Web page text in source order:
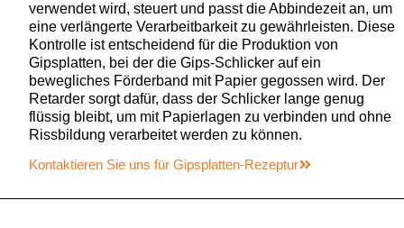
verwendet wird, steuert und passt die Abbindezeit an, um
eine verlängerte Verarbeitbarkeit zu gewährleisten. Diese
Kontrolle ist entscheidend für die Produktion von
Gipsplatten, bei der die Gips-Schlicker auf ein
bewegliches Förderband mit Papier gegossen wird. Der
Retarder sorgt dafür, dass der Schlicker lange genug
flüssig bleibt, um mit Papierlagen zu verbinden und ohne
Rissbildung verarbeitet werden zu können.
Kontaktieren Sie uns für Gipsplatten-Rezeptur